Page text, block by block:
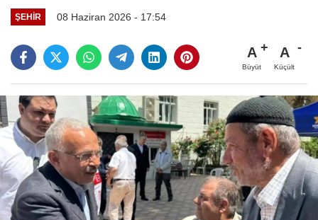
ŞEHIR 08 Haziran 2026 - 17:54
A
Büyüt
A
Küçült